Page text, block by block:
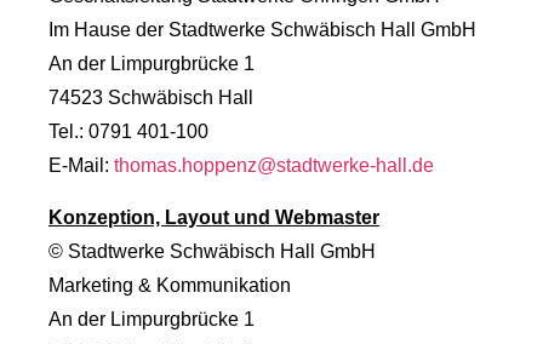
Im Hause der Stadtwerke Schwäbisch Hall GmbH
An der Limpurgbrücke 1
74523 Schwäbisch Hall
Tel.: 0791 401-100
E-Mail: thomas.hoppenz@stadtwerke-hall.de
Konzeption, Layout und Webmaster
© Stadtwerke Schwäbisch Hall GmbH
Marketing & Kommunikation
An der Limpurgbrücke 1